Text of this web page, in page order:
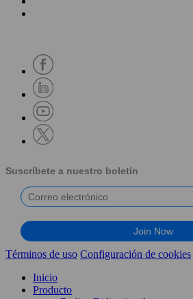
Suscríbete a nuestro boletín
Términos de uso Configuración de cookies
Inicio
Producto